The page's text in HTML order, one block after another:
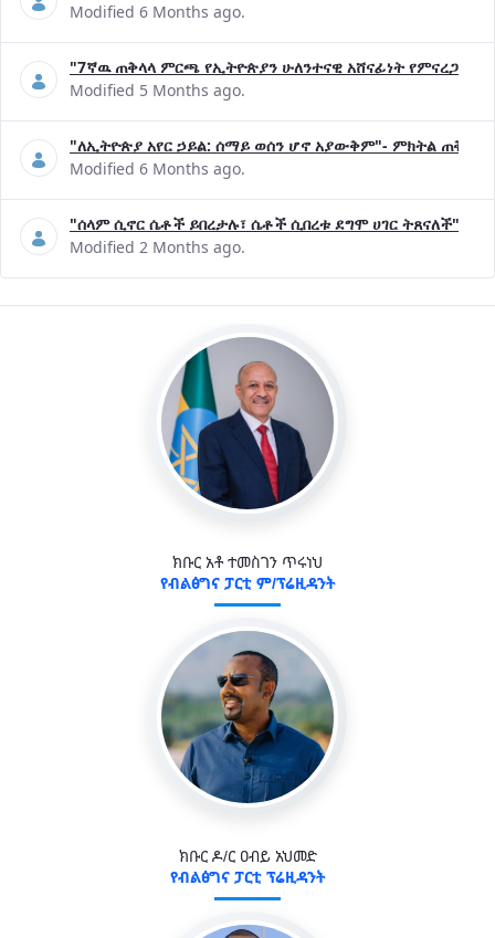
Modified 6 Months ago.
"7ኛዉ ጠቅላላ ምርጫ የኢትዮጵያን ሁለንተናዊ አሸናፊነት
Modified 5 Months ago.
"ለኢትዮጵያ አየር ኃይል: ሰማይ ወሰን ሆኖ አያውቅም"- ምክትል ጠቅላይ
Modified 6 Months ago.
"ሰላም ሲኖር ሴቶች ይበረታሉ፣ ሴቶች ሲበረቱ ደግሞ ሀገር ትጸናለች"-
Modified 2 Months ago.
ክቡር አቶ ተመስገን ጥሩነህ
የብልፅግና ፓርቲ ም/ፕሬዚዳንት
ክቡር ዶ/ር ዐብይ አህመድ
የብልፅግና ፓርቲ ፕሬዚዳንት